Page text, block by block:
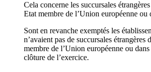
Cela concerne les succursales
Etat membre de l’Union européenne ou
Sont en revanche exemptés les
n’avaient pas de succursales étrangères
membre de l’Union européenne ou
clôture de l’exercice.